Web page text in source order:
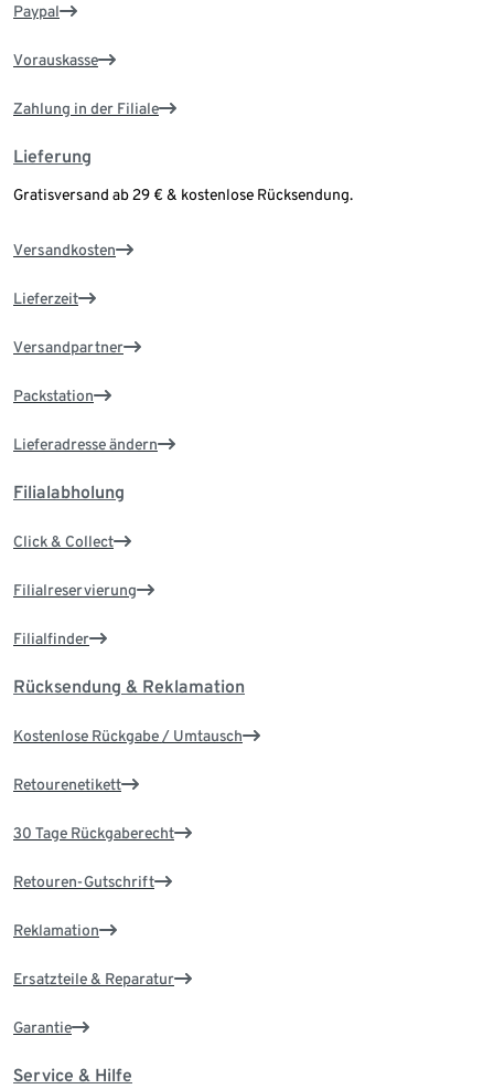
Paypal
Vorauskasse
Zahlung in der Filiale
Lieferung
Gratisversand ab 29 € & kostenlose Rücksendung.
Versandkosten
Lieferzeit
Versandpartner
Packstation
Lieferadresse ändern
Filialabholung
Click & Collect
Filialreservierung
Filialfinder
Rücksendung & Reklamation
Kostenlose Rückgabe / Umtausch
Retourenetikett
30 Tage Rückgaberecht
Retouren-Gutschrift
Reklamation
Ersatzteile & Reparatur
Garantie
Service & Hilfe